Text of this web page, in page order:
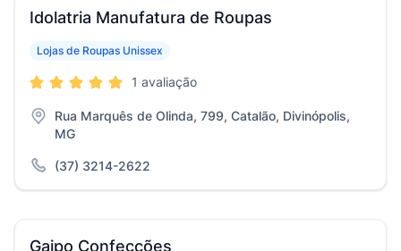
Idolatria Manufatura de Roupas
Lojas de Roupas Unissex
1 avaliação
Rua Marquês de Olinda, 799, Catalão, Divinópolis,
MG
(37) 3214-2622
Gaipo Confecções